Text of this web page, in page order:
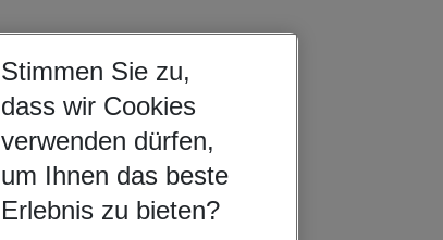
Stimmen Sie zu,
dass wir Cookies
verwenden dürfen,
um Ihnen das beste
Erlebnis zu bieten?